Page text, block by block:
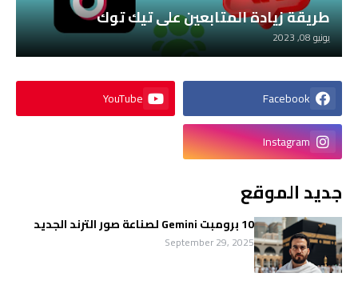
طريقة زيادة المتابعين على تيك توك
يونيو 08, 2023
Facebook
YouTube
Instagram
جديد الموقع
10 برومبت Gemini لصناعة صور الترند الجديد
September 29, 2025